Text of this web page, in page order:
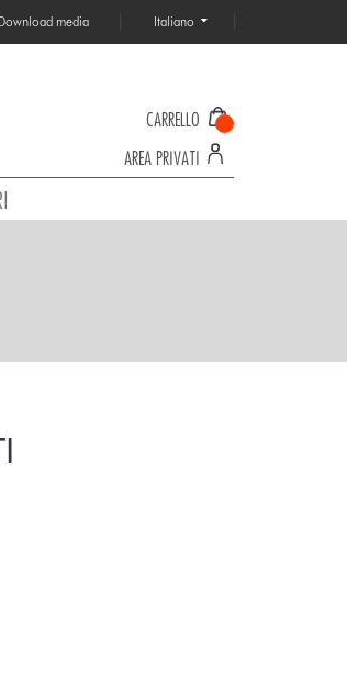
media Italiano
CARRELLO
AREA PRIVATI